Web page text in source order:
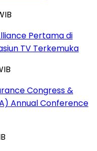
Pertama di
TV Terkemuka
Congress &
Annual Conference